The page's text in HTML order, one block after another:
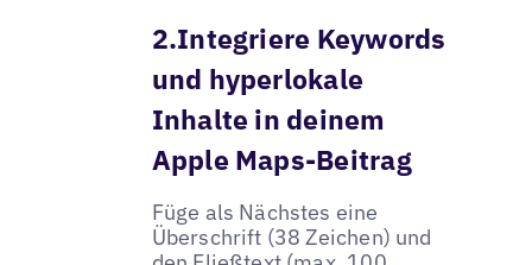
2.Integriere Keywords
und hyperlokale
Inhalte in deinem
Apple Maps-Beitrag
Füge als Nächstes eine
Überschrift (38 Zeichen) und